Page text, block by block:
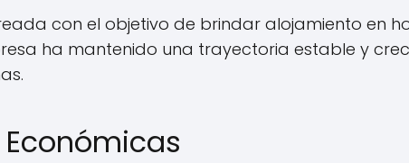
con el objetivo de brindar alojamiento
ha mantenido una trayectoria estable y